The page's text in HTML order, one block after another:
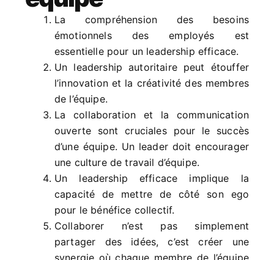
La compréhension des besoins
émotionnels des employés est
essentielle pour un leadership efficace.
Un leadership autoritaire peut étouffer
l’innovation et la créativité des membres
de l’équipe.
La collaboration et la communication
ouverte sont cruciales pour le succès
d’une équipe. Un leader doit encourager
une culture de travail d’équipe.
Un leadership efficace implique la
capacité de mettre de côté son ego
pour le bénéfice collectif.
Collaborer n’est pas simplement
partager des idées, c’est créer une
synergie où chaque membre de l’équipe